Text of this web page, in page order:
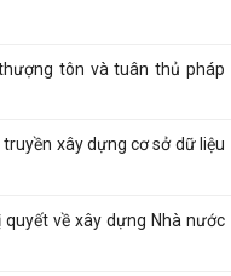
tôn và tuân thủ pháp
xây dựng cơ sở dữ liệu
về xây dựng Nhà nước